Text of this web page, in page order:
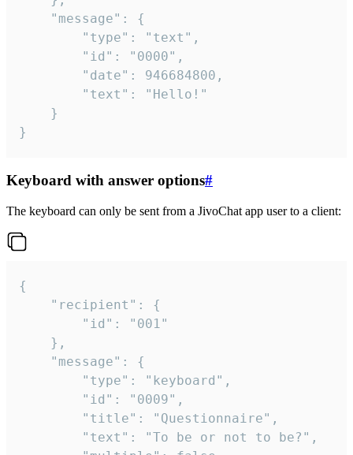
}
Keyboard with answer options#
The keyboard can only be sent from a JivoChat app user to a client:
{